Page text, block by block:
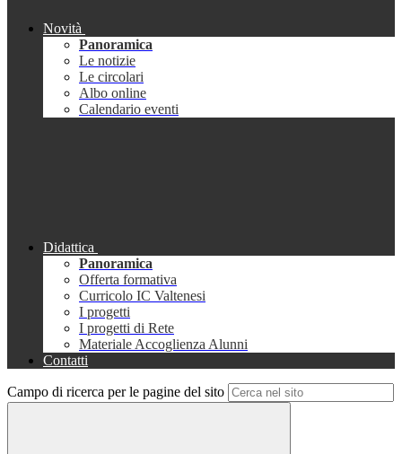
Novità
Panoramica
Le notizie
Le circolari
Albo online
Calendario eventi
Didattica
Panoramica
Offerta formativa
Curricolo IC Valtenesi
I progetti
I progetti di Rete
Materiale Accoglienza Alunni
Contatti
Campo di ricerca per le pagine del sito